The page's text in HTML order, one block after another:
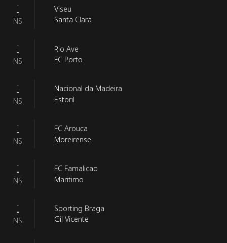
-
-
NS
Viseu
Santa Clara
-
-
NS
Rio Ave
FC Porto
-
-
NS
Nacional da Madeira
Estoril
-
-
NS
FC Arouca
Moreirense
-
-
NS
FC Famalicao
Maritimo
-
-
NS
Sporting Braga
Gil Vicente